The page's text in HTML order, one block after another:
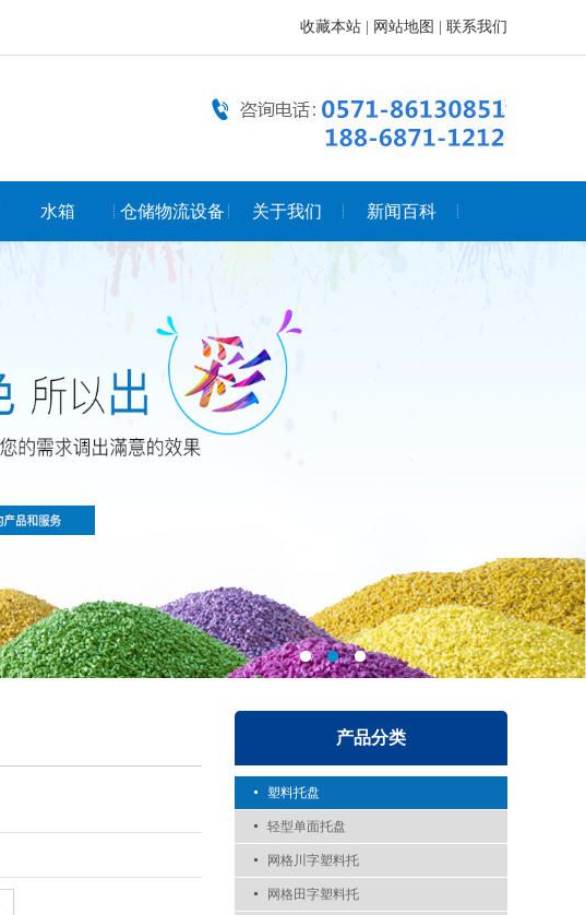
收藏本站 网站地图 联系我们
水箱 仓储物流设备 关于我们 新闻百科
产品分类
塑料托盘
轻型单面托盘
网格川字塑料托
网格田字塑料托